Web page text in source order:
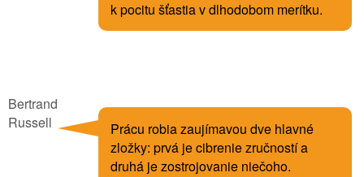
k pocitu šťastia v dlhodobom merítku.
Bertrand
Russell
Prácu robia zaujímavou dve hlavné
zložky: prvá je cibrenie zručností a
druhá je zostrojovanie niečoho.